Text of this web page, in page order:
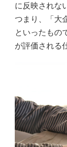
に反映されな
つまり、「大
といったもの
が評価される